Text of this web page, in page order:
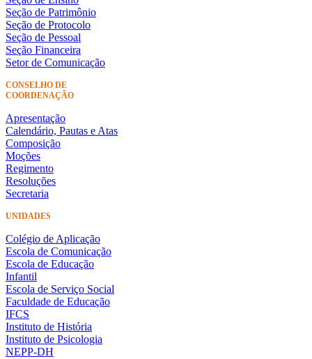
Seção de Patrimônio
Seção de Protocolo
Seção de Pessoal
Seção Financeira
Setor de Comunicação
CONSELHO DE
COORDENAÇÃO
Apresentação
Calendário, Pautas e Atas
Composição
Moções
Regimento
Resoluções
Secretaria
UNIDADES
Colégio de Aplicação
Escola de Comunicação
Escola de Educação
Infantil
Escola de Serviço Social
Faculdade de Educação
IFCS
Instituto de História
Instituto de Psicologia
NEPP-DH